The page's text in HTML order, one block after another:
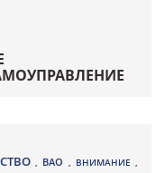
, ВАО , ВНИМАНИЕ ,